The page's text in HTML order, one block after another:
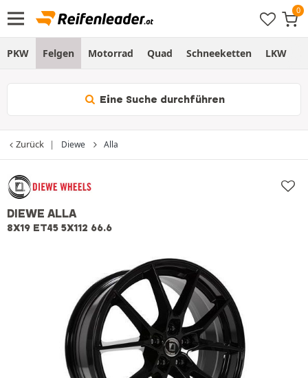
PKW Felgen Motorrad Quad Schneeketten LKW
Eine Suche durchführen
Zurück Diewe Alla
DIEWE ALLA
8X19 ET45 5X112 66.6